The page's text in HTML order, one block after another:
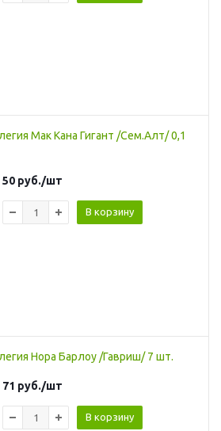
Мак Кана Гигант /Сем.Алт/ 0,1
50 руб./шт
В корзину
Нора Барлоу /Гавриш/ 7 шт.
71 руб./шт
В корзину